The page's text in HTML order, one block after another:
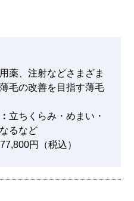
薬、注射などさまざま
毛の改善を目指す薄毛
立ちくらみ・めまい・
るなど
円（税込）